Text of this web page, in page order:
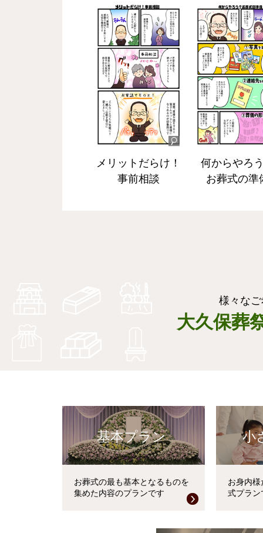
メリットだらけ！
事前相談
何からやろ
お葬式の準
様々な
大久保葬
基本プラン
お葬式の最も基本となるものを
集めた内容のプランです
小
お身内
式プラン